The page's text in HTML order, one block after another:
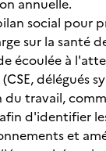
annuelle.
social pour
sur la santé
écoulée à
délégués
travail,
d'identifier
et